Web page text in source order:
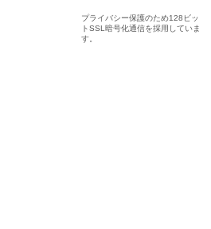
プライバシー保護のため128ビッ
トSSL暗号化通信を採用していま
す。